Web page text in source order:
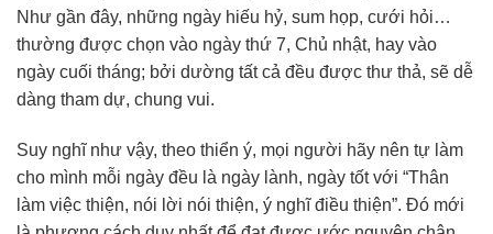
Như gần đây, những ngày hiếu hỷ, sum họp, cưới hỏi…
thường được chọn vào ngày thứ 7, Chủ nhật, hay vào
ngày cuối tháng; bởi dường tất cả đều được thư thả, sẽ dễ
dàng tham dự, chung vui.
Suy nghĩ như vậy, theo thiển ý, mọi người hãy nên tự làm
cho mình mỗi ngày đều là ngày lành, ngày tốt với “Thân
làm việc thiện, nói lời nói thiện, ý nghĩ điều thiện”. Đó mới